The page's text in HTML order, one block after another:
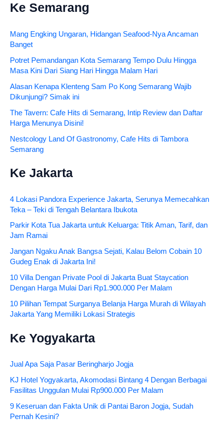
Ke Semarang
Mang Engking Ungaran, Hidangan Seafood-Nya Ancaman
Banget
Potret Pemandangan Kota Semarang Tempo Dulu Hingga
Masa Kini Dari Siang Hari Hingga Malam Hari
Alasan Kenapa Klenteng Sam Po Kong Semarang Wajib
Dikunjungi? Simak ini
The Tavern: Cafe Hits di Semarang, Intip Review dan Daftar
Harga Menunya Disini!
Nestcology Land Of Gastronomy, Cafe Hits di Tambora
Semarang
Ke Jakarta
4 Lokasi Pandora Experience Jakarta, Serunya Memecahkan
Teka – Teki di Tengah Belantara Ibukota
Parkir Kota Tua Jakarta untuk Keluarga: Titik Aman, Tarif, dan
Jam Ramai
Jangan Ngaku Anak Bangsa Sejati, Kalau Belom Cobain 10
Gudeg Enak di Jakarta Ini!
10 Villa Dengan Private Pool di Jakarta Buat Staycation
Dengan Harga Mulai Dari Rp1.900.000 Per Malam
10 Pilihan Tempat Surganya Belanja Harga Murah di Wilayah
Jakarta Yang Memiliki Lokasi Strategis
Ke Yogyakarta
Jual Apa Saja Pasar Beringharjo Jogja
KJ Hotel Yogyakarta, Akomodasi Bintang 4 Dengan Berbagai
Fasilitas Unggulan Mulai Rp900.000 Per Malam
9 Keseruan dan Fakta Unik di Pantai Baron Jogja, Sudah
Pernah Kesini?